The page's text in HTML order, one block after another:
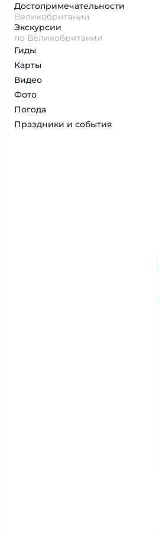
Достопримеча­тельности
Великобритании
Экскурсии
по Великобритании
Гиды
Карты
Видео
Фото
Погода
Праздники и события